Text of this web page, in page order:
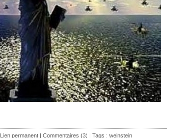
Lien permanent | Commentaires (3) | Tags : weinstein